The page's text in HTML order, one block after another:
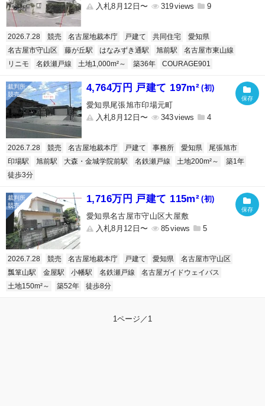
入札8月12日〜 319 9
2026.7.28 競売 名古屋地裁本庁 戸建て 共同住宅
愛知県
名古屋市守山区
藤が丘駅 はなみずき通駅 旭前駅
名古屋市東山線
リニモ
名鉄瀬戸線 土地1,000m²～ 築36年 COURAGE901
4,764万円 戸建て 197m² (初)
愛知県尾張旭市印場元町
入札8月12日〜
343 4
2026.7.28 競売 名古屋地裁本庁 戸建て 事務所 愛知県
尾張旭市
印場駅
旭前駅 大森・金城学院前駅 名鉄瀬戸線 土地200m²～
築1年
徒歩3分
1,716万円 戸建て 115m² (初)
愛知県名古屋市守山区大屋敷
入札8月12日〜
85 5
2026.7.28 競売 名古屋地裁本庁 戸建て 愛知県
名古屋市守山区
瓢箪山駅
金屋駅 小幡駅 名鉄瀬戸線
名古屋ガイドウェイバス
土地150m²～
築52年 徒歩8分
1ページ／1